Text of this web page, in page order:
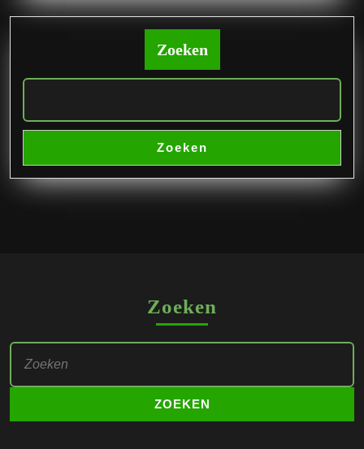
Zoeken
Zoeken
Zoeken
Zoek
naar: